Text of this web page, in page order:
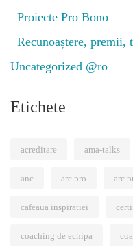
Proiecte Pro Bono
Recunoaștere, premii,
Uncategorized @ro
Etichete
acreditare ama-talks
anc arc pro arc
cafeaua inspiratiei
coaching de echipa